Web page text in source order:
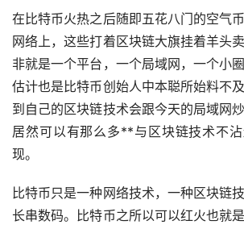
在比特币火热之后随即五花八门的空气
网络上，这些打着区块链大旗挂着羊头
非就是一个平台，一个局域网，一个小
估计也是比特币创始人中本聪所始料不
到自己的区块链技术会跟今天的局域网
居然可以有那么多**与区块链技术不沾
现。
比特币只是一种网络技术，一种区块链
长串数码。比特币之所以可以红火也就